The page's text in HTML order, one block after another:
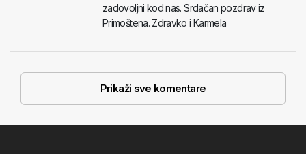
zadovoljni kod nas. Srdačan pozdrav iz
Primoštena. Zdravko i Karmela
Prikaži sve komentare